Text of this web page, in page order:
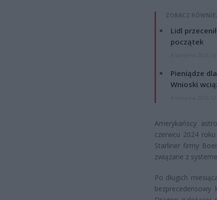
ZOBACZ
Lidl
początek
Pieniądze
Wnioski
Amerykańscy
czerwcu 2024
Starliner firmy
związane z
Po długich